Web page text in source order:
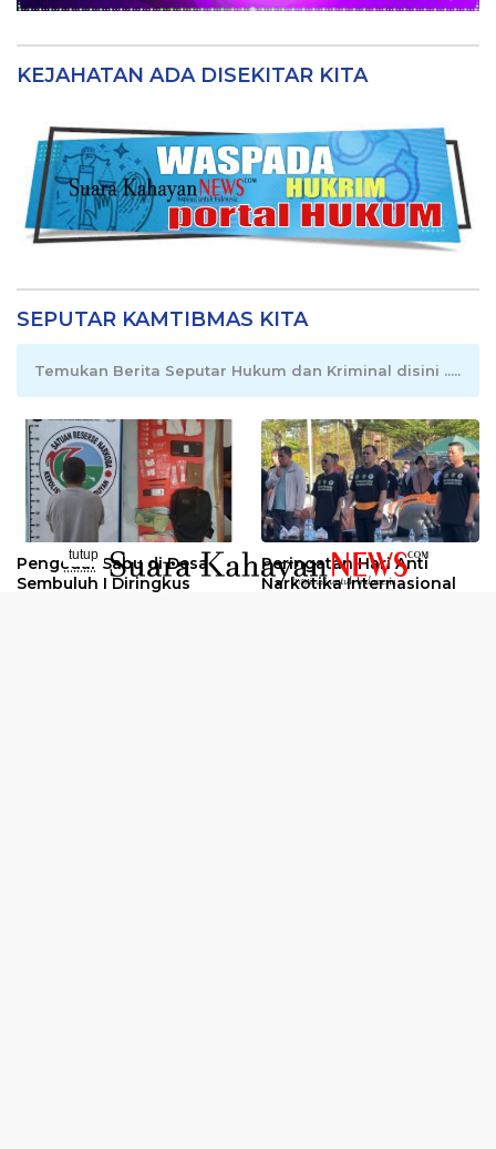
KEJAHATAN ADA DISEKITAR KITA
SEPUTAR KAMTIBMAS KITA
Temukan Berita Seputar Hukum dan Kriminal disini .....
Pengedar Sabu di Desa
Sembuluh I Diringkus
Peringatan Hari Anti
Narkotika Internasional
tutup
..........